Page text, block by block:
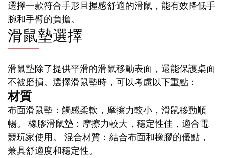
選擇一款符合手形且握感舒適的滑鼠，能有效降低手
腕和手臂的負擔。
滑鼠墊選擇
滑鼠墊除了提供平滑的滑鼠移動表面，還能保護桌面
不被磨損。選擇滑鼠墊時，可以考慮以下重點：
材質
布面滑鼠墊：觸感柔軟，摩擦力較小，滑鼠移動順
暢。 橡膠滑鼠墊：摩擦力較大，穩定性佳，適合電
競玩家使用。 混合材質：結合布面和橡膠的優點，
兼具舒適度和穩定性。